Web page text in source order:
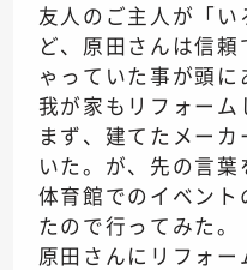
友人のご主人が「
ど、原田さんは信
ゃっていた事が頭に
我が家もリフォーム
まず、建てたメー
いた。が、先の言
体育館でのイベン
たので行ってみた。
原田さんにリフォ